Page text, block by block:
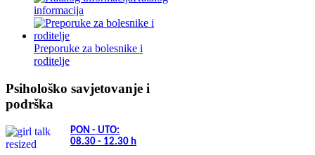
informacija
Preporuke za bolesnike i
roditelje
Psihološko savjetovanje i
podrška
PON - UTO:
08.30 - 12.30 h